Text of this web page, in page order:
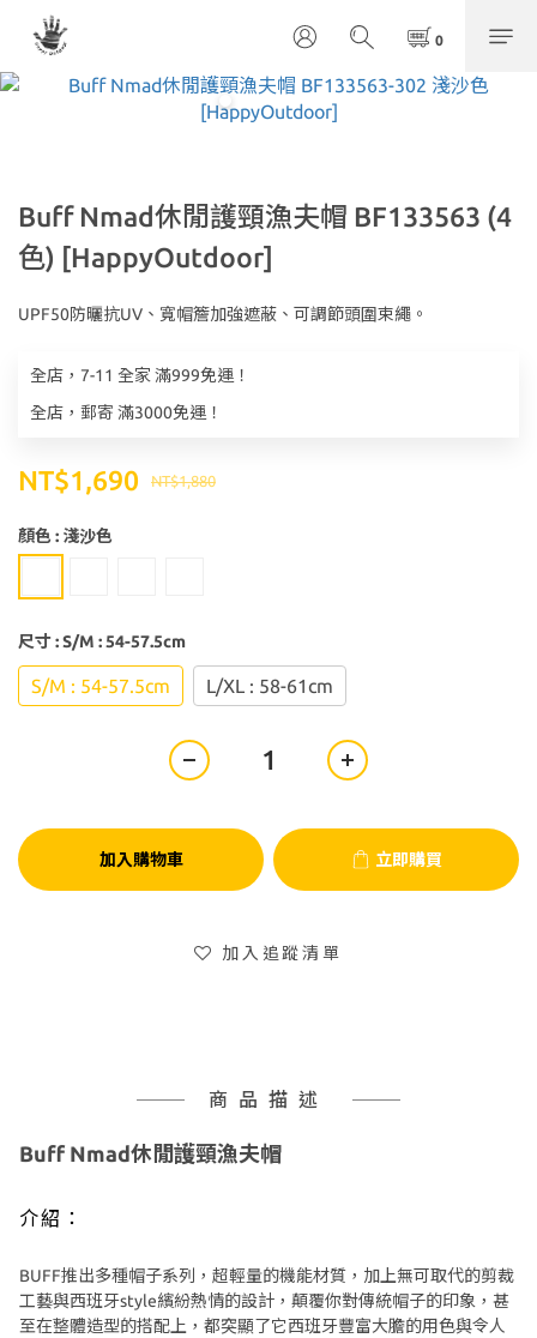
Buff Nmad休閒護頸漁夫帽 BF133563 (4
色) [HappyOutdoor]
UPF50防曬抗UV、寬帽簷加強遮蔽、可調節頭圍束繩。
全店，7-11 全家 滿999免運！
全店，郵寄 滿3000免運！
NT$1,880
NT$1,690
顏色: 淺沙色
尺寸: S/M : 54-57.5cm
S/M : 54-57.5cm L/XL : 58-61cm
加入購物車 立即購買
加入追蹤清單
商品描述
Buff Nmad休閒護頸漁夫帽
介紹：
BUFF推出多種帽子系列，超輕量的機能材質，加上無可取代的剪裁
工藝與西班牙style繽紛熱情的設計，顛覆你對傳統帽子的印象，甚
至在整體造型的搭配上，都突顯了它西班牙豐富大膽的用色與令人